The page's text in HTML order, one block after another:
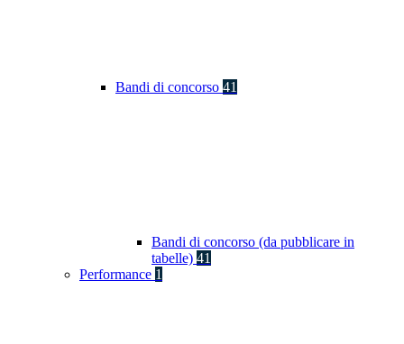
Bandi di concorso 41
Bandi di concorso (da pubblicare in
tabelle) 41
Performance 1